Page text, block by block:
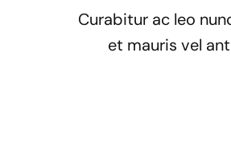
Curabitur ac leo
et mauris vel